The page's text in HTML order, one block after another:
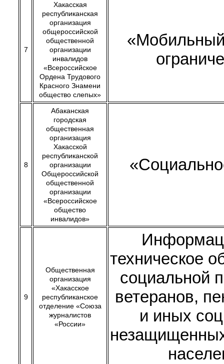
7
Хакасская
республиканская
организация
общероссийской
общественной
организации
инвалидов
«Всероссийское
Ордена Трудового
Красного Знамени
общество слепых»
8
Абаканская
городская
общественная
организация
Хакасской
республиканской
организации
Общероссийской
общественной
организации
«Всероссийское
общество
инвалидов»
9
Общественная
организация
«Хакасское
республиканское
отделение «Союза
журналистов
«России»
техническое
социальной
ветеранов,
и иных